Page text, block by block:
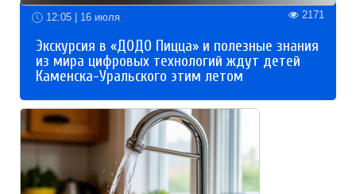
12:05 | 16 июля 2171
Экскурсия в «ДОДО Пицца» и полезные знания
из мира цифровых технологий ждут детей
Каменска-Уральского этим летом